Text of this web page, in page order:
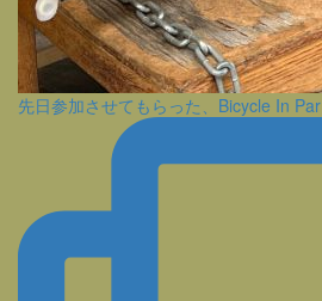
先日参加させてもらった、Bicycle In Par